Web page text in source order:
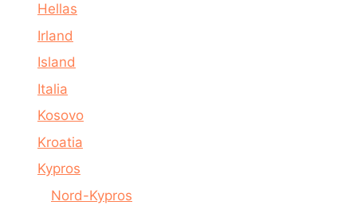
Hellas
Irland
Island
Italia
Kosovo
Kroatia
Kypros
Nord-Kypros